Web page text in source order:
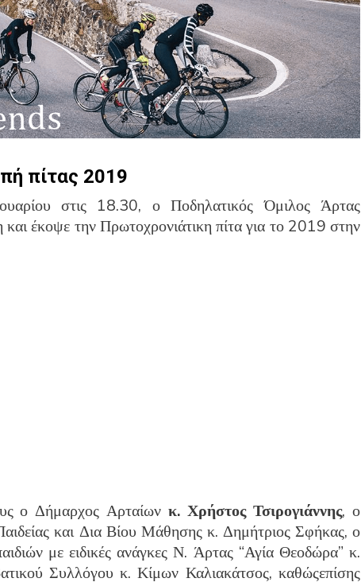
πίτας 2019
στις 18.30, ο Ποδηλατικός Όμιλος Άρτας
έκοψε την Πρωτοχρονιάτικη πίτα για το 2019 στην
ο Δήμαρχος Αρταίων κ. Χρήστος Τσιρογιάννης, ο
και Δια Βίου Μάθησης κ. Δημήτριος Σφήκας, ο
με ειδικές ανάγκες Ν. Άρτας “Αγία Θεοδώρα” κ.
Συλλόγου κ. Κίμων Καλιακάτσος, καθώςεπίσης